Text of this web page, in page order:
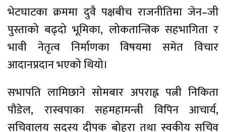
भेटघाटका क्रममा दुवै पक्षबीच राजनीतिमा जेन–जी
पुस्ताको बढ्दो भूमिका, लोकतान्त्रिक सहभागिता र
भावी नेतृत्व निर्माणका विषयमा समेत विचार
आदानप्रदान भएको थियो।
सभापति लामिछाने सोमबार अपराह्न पत्नी निकिता
पौडेल, रास्वपाका सहमहामन्त्री विपिन आचार्य,
सचिवालय सदस्य दीपक बोहरा तथा स्वकीय सचिव